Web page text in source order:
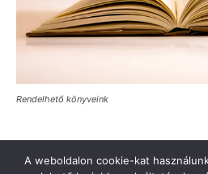
Rendelhető könyveink
A weboldalon cookie-kat